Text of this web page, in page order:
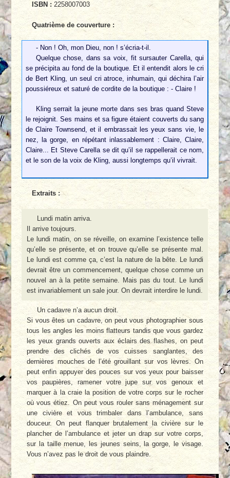
ISBN : 2258007003
Quatrième de couverture :
- Non ! Oh, mon Dieu, non ! s’écria-t-il.
Quelque chose, dans sa voix, fit sursauter Carella, qui
se précipita au fond de la boutique. Et il entendit alors le cri
de Bert Kling, un seul cri atroce, inhumain, qui déchira l’air
poussiéreux et saturé de cordite de la boutique : - Claire !
Kling serrait la jeune morte dans ses bras quand Steve
le rejoignit. Ses mains et sa figure étaient couverts du sang
de Claire Townsend, et il embrassait les yeux sans vie, le
nez, la gorge, en répétant inlassablement : Claire, Claire,
Claire... Et Steve Carella se dit qu’il se rappellerait ce nom,
et le son de la voix de Kling, aussi longtemps qu’il vivrait.
Extraits :
Lundi matin arriva.
Il arrive toujours.
Le lundi matin, on se réveille, on examine l’existence telle
qu’elle se présente, et on trouve qu’elle se présente mal.
Le lundi est comme ça, c’est la nature de la bête. Le lundi
devrait être un commencement, quelque chose comme un
nouvel an à la petite semaine. Mais pas du tout. Le lundi
est invariablement un sale jour. On devrait interdire le lundi.
Un cadavre n’a aucun droit.
Si vous êtes un cadavre, on peut vous photographier sous
tous les angles les moins flatteurs tandis que vous gardez
les yeux grands ouverts aux éclairs des flashes, on peut
prendre des clichés de vos cuisses sanglantes, des
dernières mouches de l’été grouillant sur vos lèvres. On
peut enfin appuyer des pouces sur vos yeux pour baisser
vos paupières, ramener votre jupe sur vos genoux et
marquer à la craie la position de votre corps sur le rocher
où vous étiez. On peut vous rouler sans ménagement sur
une civière et vous trimbaler dans l’ambulance, sans
douceur. On peut flanquer brutalement la civière sur le
plancher de l’ambulance et jeter un drap sur votre corps,
sur la taille menue, les jeunes seins, la gorge, le visage.
Vous n’avez pas le droit de vous plaindre.